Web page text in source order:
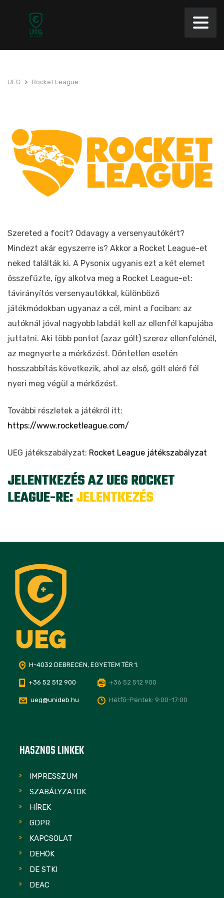
UEG > Rocket League
Szereted a focit? Odavagy a versenyautókért?
Mindezt akár egyszerre is? Akkor a Rocket League-et
neked találták ki. A Pysonix ugyanis ezt a két elemet
összefűzte, így alkotva meg a Rocket League-et:
távirányítós versenyautókkal, különböző
játékmódokban ugyanaz a cél, mint a fociban: az
autóknál jóval nagyobb labdát kell az ellenfél kapujába
juttatni. Aki több pontot (azaz gólt) szerez ellenfelénél,
az megnyerte a mérkőzést. Döntetlen esetén
hosszabbítás következik, ahol az első, gólt elérő fél
nyeri meg végül a mérkőzést.
További részletek a játékról itt:
https://www.rocketleague.com/
UEG játékszabályzat: Rocket League játékszabályzat
JELENTKEZÉS AZ UEG ROCKET
LEAGUE-RE:JELENTKEZÉS
H-4032 DEBRECEN, EGYETEM TÉR 1.
+36 52 512 900 +36 52 512 900
ueg@unideb.hu Hétfő–Péntek: 9:00–17:00
HASZNOS LINKEK
IMPRESSZUM
SZABÁLYZATOK
HÍREK
GDPR
KAPCSOLAT
DEHÖK
DE STKI
DEAC